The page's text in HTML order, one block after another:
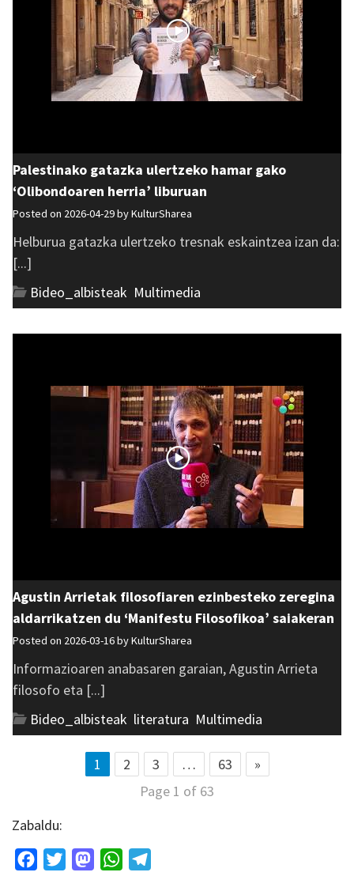
Palestinako gatazka ulertzeko hamar gako
‘Olibondoaren herria’ liburuan
Posted on 2026-04-29 byKulturSharea
Helburua gatazka ulertzeko tresnak eskaintzea izan da:
[...]
Bideo_albisteak Multimedia
Agustin Arrietak filosofiaren ezinbesteko zeregina
aldarrikatzen du ‘Manifestu Filosofikoa’ saiakeran
Posted on 2026-03-16 byKulturSharea
Informazioaren anabasaren garaian, Agustin Arrieta
filosofo eta [...]
Bideo_albisteak literatura Multimedia
1 2 3 … 63
»
Page 1 of 63
Zabaldu:
FacebookTwitterMastodonWhatsApp